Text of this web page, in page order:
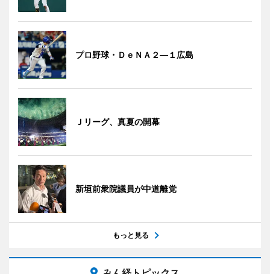
プロ野球・ＤｅＮＡ２―１広島
Ｊリーグ、真夏の開幕
新垣前衆院議員が中道離党
もっと見る